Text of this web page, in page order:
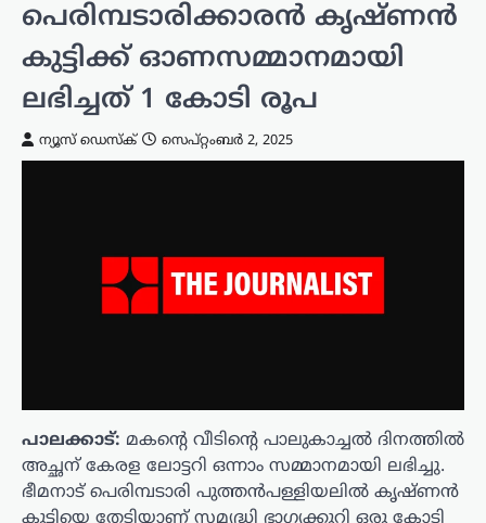
പെരിമ്പടാരിക്കാരൻ കൃഷ്ണൻ
കുട്ടിക്ക് ഓണസമ്മാനമായി
ലഭിച്ചത് 1 കോടി രൂപ
ന്യൂസ് ഡെസ്ക് സെപ്റ്റംബർ 2, 2025
പാലക്കാട്: മകന്റെ വീടിന്റെ പാലുകാച്ചൽ ദിനത്തിൽ
അച്ഛന് കേരള ലോട്ടറി ഒന്നാം സമ്മാനമായി ലഭിച്ചു.
ഭീമനാട് പെരിമ്പടാരി പുത്തൻപള്ളിയലിൽ കൃഷ്ണൻ
കുട്ടിയെ തേടിയാണ് സമൃദ്ധി ഭാഗ്യക്കുറി ഒരു കോടി